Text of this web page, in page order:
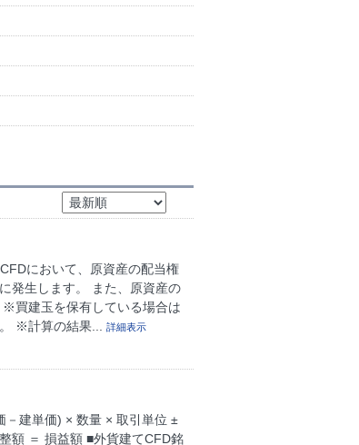
において、原資産の配当権
発生します。 また、原資産の
※買建玉を保有している場合は
※計算の結果...
詳細表示
－建単価) × 数量 × 取引単位 ±
額 ＝ 損益額 ■外貨建てCFD銘